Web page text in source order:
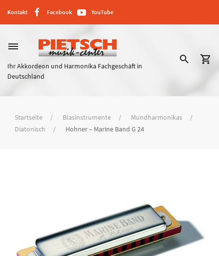
Kontakt Facebook YouTube
dehaze
Ihr Akkordeon und Harmonika Fachgeschäft in
Deutschland
search shopping_cart
Startseite Blasinstrumente
Mundharmonikas
Diatonisch
Hohner – Marine Band G 24